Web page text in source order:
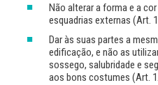
Não alterar a forma e a
esquadrias externas (Art.
Dar às suas partes a
edificação, e não as
sossego, salubridade e
aos bons costumes (Art.